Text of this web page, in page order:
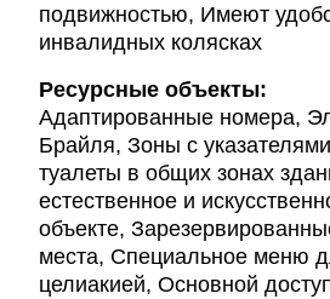
подвижностью, Имеют
инвалидных колясках
Ресурсные объекты:
Адаптированные номера,
Брайля, Зоны с
туалеты в общих зонах
естественное и
объекте,
места, Специальное меню
целиакией, Основной